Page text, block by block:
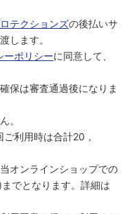
テクションズの後払いサ
します。
ーポリシーに同意して、
保は審査通過後になりま
。
利用時は合計20，
オンラインショップでの
でとなります。詳細は